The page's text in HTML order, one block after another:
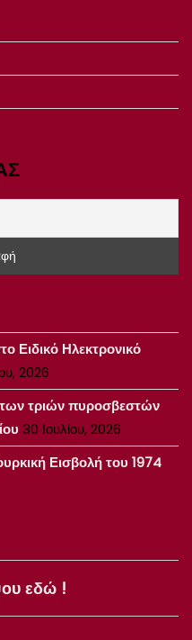
Ειδικό Ηλεκτρονικό
2026
τριών πυροσβεστών
30 Ιουλίου, 2026
Εισβολή του 1974
εδώ !